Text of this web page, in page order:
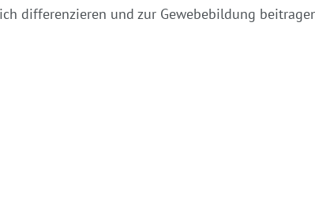
differenzieren und zur Gewebebildung